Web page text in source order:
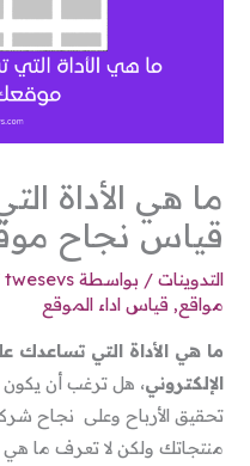
ما هي الأداة
قياس نجاح
التدوينات / بواسطة twesevs
مواقع, قياس اداء الموقع
ما هي الأداة التي
الإلكتروني، هل ترغب أن
تحقيق الأرباح وعلى نجاح
منتجاتك ولكن لا تعرف ما هي